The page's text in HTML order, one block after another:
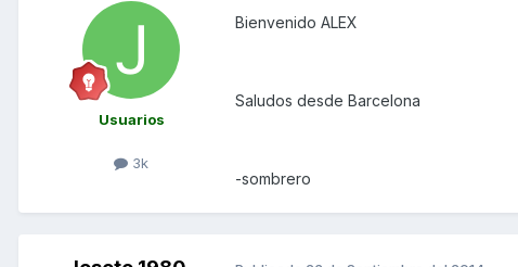
Usuarios
3k
Bienvenido ALEX
Saludos desde Barcelona
-sombrero